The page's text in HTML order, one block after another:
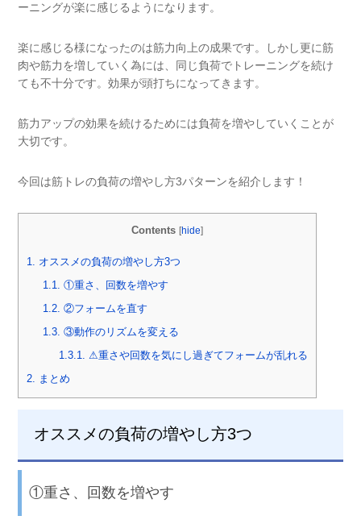
ーニングが楽に感じるようになります。
楽に感じる様になったのは筋力向上の成果です。しかし更に筋
肉や筋力を増していく為には、同じ負荷でトレーニングを続け
ても不十分です。効果が頭打ちになってきます。
筋力アップの効果を続けるためには負荷を増やしていくことが
大切です。
今回は筋トレの負荷の増やし方3パターンを紹介します！
Contents [hide]
1.
オススメの負荷の増やし方3つ
1.1.
①重さ、回数を増やす
1.2. ②フォームを直す
1.3. ③動作のリズムを変える
1.3.1.
⚠︎重さや回数を気にし過ぎてフォームが乱れる
2.
まとめ
オススメの負荷の増やし方3つ
①重さ、回数を増やす